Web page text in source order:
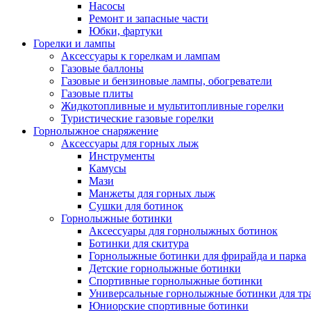
Насосы
Ремонт и запасные части
Юбки, фартуки
Горелки и лампы
Аксессуары к горелкам и лампам
Газовые баллоны
Газовые и бензиновые лампы, обогреватели
Газовые плиты
Жидкотопливные и мультитопливные горелки
Туристические газовые горелки
Горнолыжное снаряжение
Аксессуары для горных лыж
Инструменты
Камусы
Мази
Манжеты для горных лыж
Сушки для ботинок
Горнолыжные ботинки
Аксессуары для горнолыжных ботинок
Ботинки для скитура
Горнолыжные ботинки для фрирайда и парка
Детские горнолыжные ботинки
Спортивные горнолыжные ботинки
Универсальные горнолыжные ботинки для
Юниорские спортивные ботинки